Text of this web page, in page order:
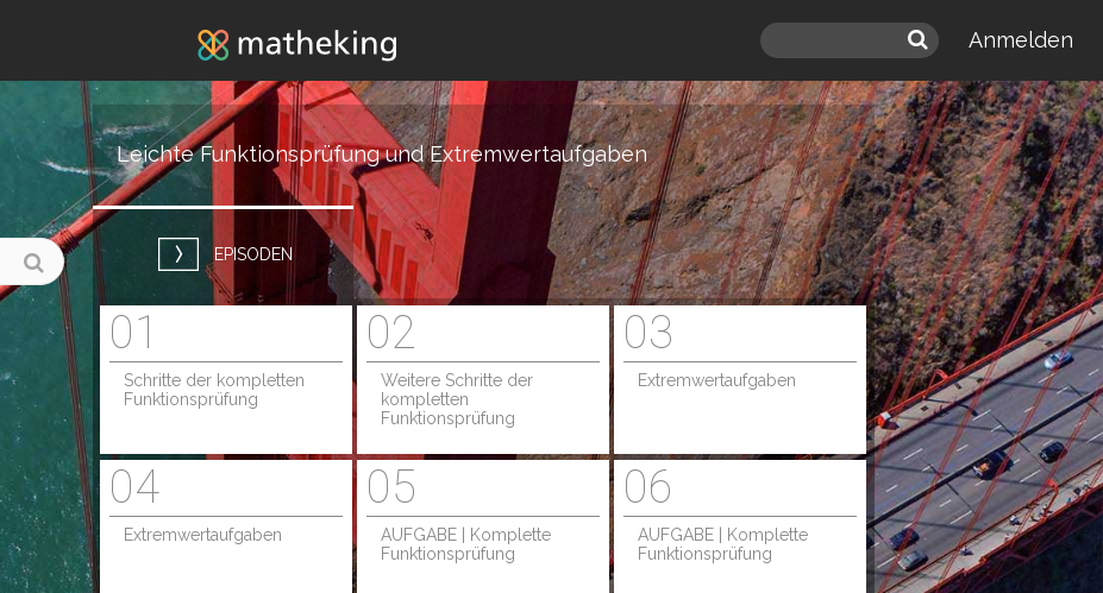
Anmelden
Leichte Funktionsprüfung und Extremwertaufgaben
EPISODEN
01
Schritte der kompletten
Funktionsprüfung
02
Weitere Schritte der
kompletten
Funktionsprüfung
03
Extremwertaufgaben
04
Extremwertaufgaben
05
AUFGABE | Komplette
Funktionsprüfung
06
AUFGABE | Komplette
Funktionsprüfung